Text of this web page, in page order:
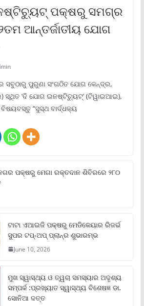
ପକ୍ଷରୁ ସମଗ୍ର
ଆନ୍ତର୍ଜାତୀୟ ଯୋଗ
ପୁରୁଣା ସଂଗଠିତ ଯୋଗ କେନ୍ଦ୍ର,
ସ୍ଥିତ ‘ଦି ଯୋଗ ଇନଷ୍ଟିଚ୍ୟୁଟ୍‌’ (ଟିୱାଇଆଇ),
“ସୁସ୍ଥ ବାର୍ଦ୍ଧକ୍ୟ
ପକ୍ଷରୁ ମେଗା ରକ୍ତଦାନ ଶିବିରରେ ୨୮୦
ଟାଟା ଏଆଇଜି ପକ୍ଷରୁ ମେଡିକେୟାର ରିଜର୍ଭ
ସୁପର ଟପ୍‌-ଅପ୍ ପ୍ଲାନ୍‌ର ଶୁଭାରମ୍ଭ
June 10, 2026
ମୁଖ ସ୍ୱାସ୍ଥ୍ୟ ଓ ତ୍ୱଚା ସମସ୍ୟାର ଅଦୃଶ୍ୟ
ସମ୍ପର୍କ :ପ୍ରଖ୍ୟାତ ସ୍ୱାସ୍ଥ୍ୟ ବିଶେଷଜ୍ଞ ଡା.
ସୋନିଆ ଦତ୍ତ